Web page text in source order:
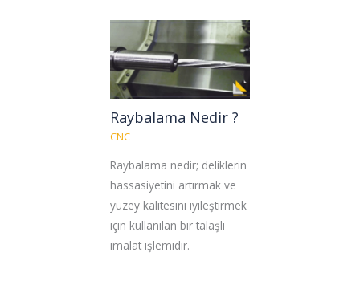
Raybalama Nedir ?
CNC
Raybalama nedir; deliklerin
hassasiyetini artırmak ve
yüzey kalitesini iyileştirmek
için kullanılan bir talaşlı
imalat işlemidir.